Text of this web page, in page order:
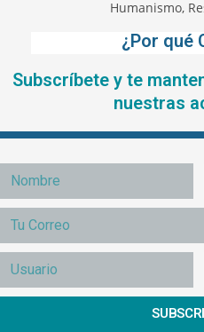
¿Por qué
Subscríbete y te
nuestras